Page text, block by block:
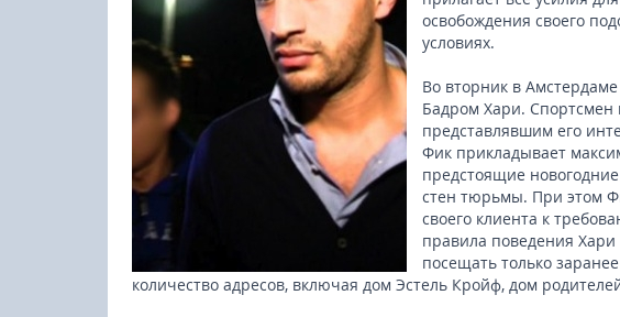
освобождения своего
условиях.
Во вторник в
Бадром Хари. Спортсмен
представлявшим его
Фик прикладывает
предстоящие
стен тюрьмы. При этом
своего клиента к
правила поведения
посещать только
количество адресов, включая дом Эстель Кройф, дом